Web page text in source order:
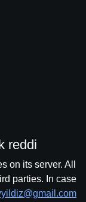
reddi
on its server. All
parties. In case